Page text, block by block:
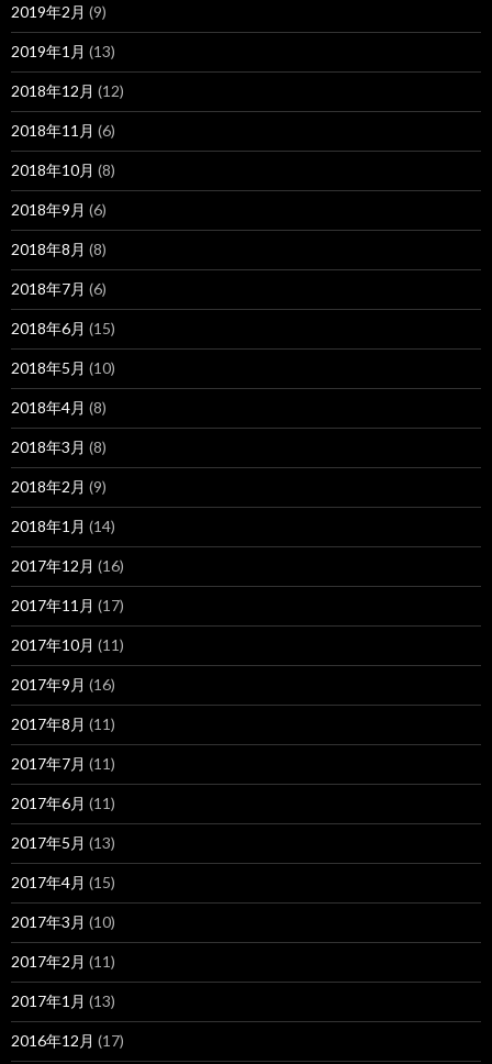
2019年2月 (9)
2019年1月 (13)
2018年12月 (12)
2018年11月 (6)
2018年10月 (8)
2018年9月 (6)
2018年8月 (8)
2018年7月 (6)
2018年6月 (15)
2018年5月 (10)
2018年4月 (8)
2018年3月 (8)
2018年2月 (9)
2018年1月 (14)
2017年12月 (16)
2017年11月 (17)
2017年10月 (11)
2017年9月 (16)
2017年8月 (11)
2017年7月 (11)
2017年6月 (11)
2017年5月 (13)
2017年4月 (15)
2017年3月 (10)
2017年2月 (11)
2017年1月 (13)
2016年12月 (17)